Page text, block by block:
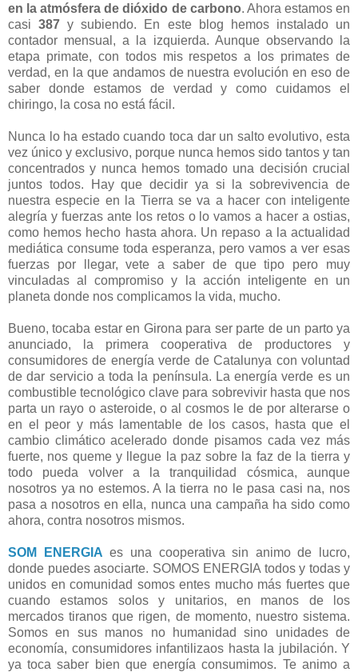
en la atmósfera de dióxido de carbono. Ahora estamos en
casi387 y subiendo. En este blog hemos instalado un
contador mensual, a la izquierda. Aunque observando la
etapa primate, con todos mis respetos a los primates de
verdad, en la que andamos de nuestra evolución en eso de
saber donde estamos de verdad y como cuidamos el
chiringo, la cosa no está fácil.
Nunca lo ha estado cuando toca dar un salto evolutivo, esta
vez único y exclusivo, porque nunca hemos sido tantos y tan
concentrados y nunca hemos tomado una decisión crucial
juntos todos. Hay que decidir ya si la sobrevivencia de
nuestra especie en la Tierra se va a hacer con inteligente
alegría y fuerzas ante los retos o lo vamos a hacer a ostias,
como hemos hecho hasta ahora. Un repaso a la actualidad
mediática consume toda esperanza, pero vamos a ver esas
fuerzas por llegar, vete a saber de que tipo pero muy
vinculadas al compromiso y la acción inteligente en un
planeta donde nos complicamos la vida, mucho.
Bueno, tocaba estar en Girona para ser parte de un parto ya
anunciado, la primera cooperativa de productores y
consumidores de energía verde de Catalunya con voluntad
de dar servicio a toda la península. La energía verde es un
combustible tecnológico clave para sobrevivir hasta que nos
parta un rayo o asteroide, o al cosmos le de por alterarse o
en el peor y más lamentable de los casos, hasta que el
cambio climático acelerado donde pisamos cada vez más
fuerte, nos queme y llegue la paz sobre la faz de la tierra y
todo pueda volver a la tranquilidad cósmica, aunque
nosotros ya no estemos. A la tierra no le pasa casi na, nos
pasa a nosotros en ella, nunca una campaña ha sido como
ahora, contra nosotros mismos.
SOM ENERGIA es una cooperativa sin animo de lucro,
donde puedes asociarte. SOMOS ENERGIA todos y todas y
unidos en comunidad somos entes mucho más fuertes que
cuando estamos solos y unitarios, en manos de los
mercados tiranos que rigen, de momento, nuestro sistema.
Somos en sus manos no humanidad sino unidades de
economía, consumidores infantilizaos hasta la jubilación. Y
ya toca saber bien que energía consumimos. Te animo a